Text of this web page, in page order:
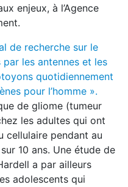
enjeux, à l’Agence
de recherche sur le
par les antennes et les
quotidiennement
pour l’homme ».
de gliome (tumeur
les adultes qui ont
cellulaire pendant au
10 ans. Une étude de
a par ailleurs
adolescents qui